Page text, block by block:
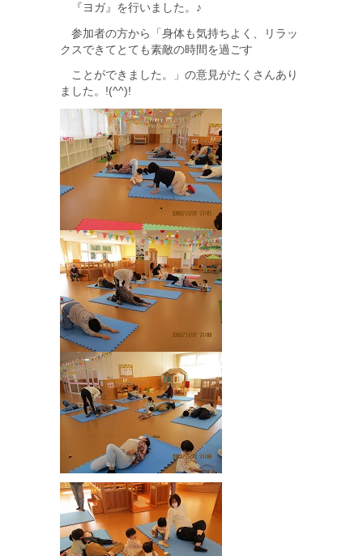
『ヨガ』を行いました。♪
参加者の方から「身体も気持ちよく、リラッ
クスできてとても素敵の時間を過ごす
ことができました。」の意見がたくさんあり
ました。!(^^)!